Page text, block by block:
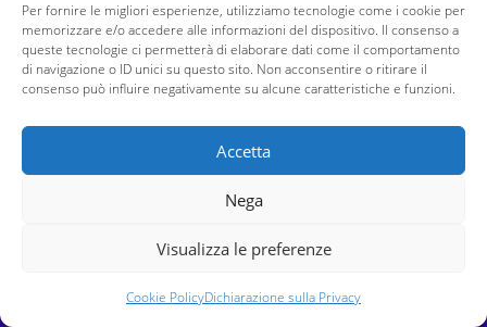
Per fornire le migliori esperienze, utilizziamo tecnologie come i cookie per
memorizzare e/o accedere alle informazioni del dispositivo. Il consenso a
queste tecnologie ci permetterà di elaborare dati come il comportamento
di navigazione o ID unici su questo sito. Non acconsentire o ritirare il
consenso può influire negativamente su alcune caratteristiche e funzioni.
Accetta
Nega
Visualizza le preferenze
Cookie PolicyDichiarazione sulla Privacy
Federico 7:24 pm